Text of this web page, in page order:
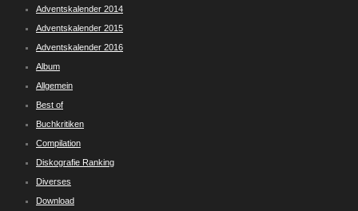
Adventskalender 2014
Adventskalender 2015
Adventskalender 2016
Album
Allgemein
Best of
Buchkritiken
Compilation
Diskografie Ranking
Diverses
Download